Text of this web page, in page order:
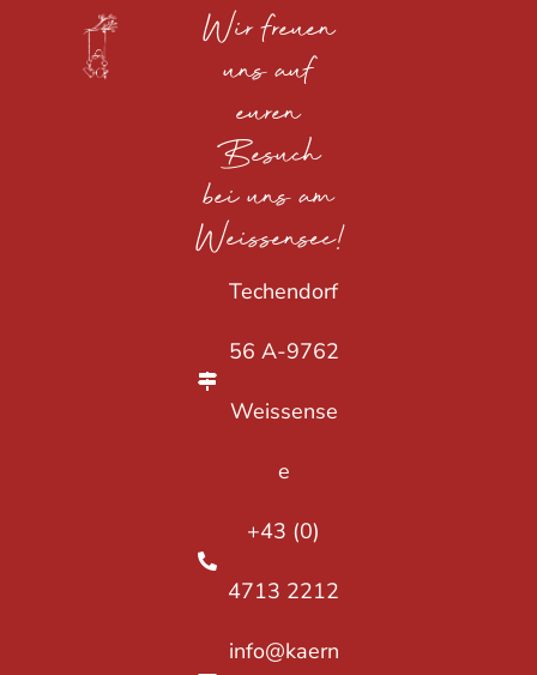
Wir freuen
uns auf
euren
Besuch
bei uns am
Weissensee!
Techendorf
56 A-9762
Weissense
e
+43 (0)
4713 2212
info@kaern